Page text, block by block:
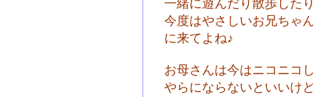
一緒に遊んだり散歩した
今度はやさしいお兄ちゃ
に来てよね♪
お母さんは今はニコニコ
やらにならないといいけ